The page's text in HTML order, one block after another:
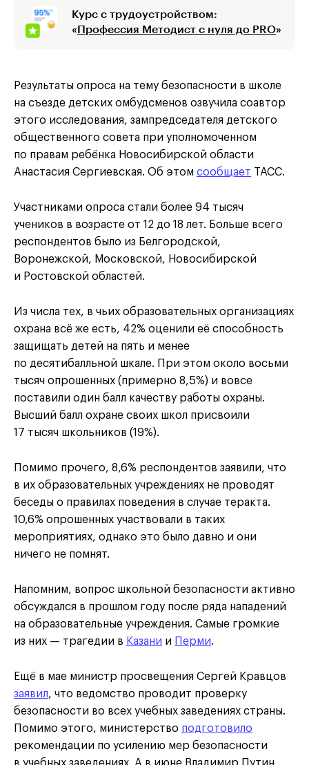
Курс с трудоустройством:
« Профессия Методист с нуля до PRO»
Результаты опроса на тему безопасности в школе
на съезде детских омбудсменов озвучила соавтор
этого исследования, зампредседателя детского
общественного совета при уполномоченном
по правам ребёнка Новосибирской области
Анастасия Сергиевская. Об этом сообщает ТАСС.
Участниками опроса стали более 94 тысяч
учеников в возрасте от 12 до 18 лет. Больше всего
респондентов было из Белгородской,
Воронежской, Московской, Новосибирской
и Ростовской областей.
Из числа тех, в чьих образовательных организациях
охрана всё же есть, 42% оценили её способность
защищать детей на пять и менее
по десятибалльной шкале. При этом около восьми
тысяч опрошенных (примерно 8,5%) и вовсе
поставили один балл качеству работы охраны.
Высший балл охране своих школ присвоили
17 тысяч школьников (19%).
Помимо прочего, 8,6% респондентов заявили, что
в их образовательных учреждениях не проводят
беседы о правилах поведения в случае теракта.
10,6% опрошенных участвовали в таких
мероприятиях, однако это было давно и они
ничего не помнят.
Напомним, вопрос школьной безопасности активно
обсуждался в прошлом году после ряда нападений
на образовательные учреждения. Самые громкие
из них — трагедии в Казани и Перми.
Ещё в мае министр просвещения Сергей Кравцов
заявил, что ведомство проводит проверку
безопасности во всех учебных заведениях страны.
Помимо этого, министерство подготовило
рекомендации по усилению мер безопасности